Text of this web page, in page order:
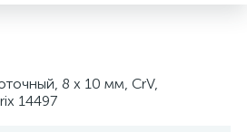
8 х 10 мм, CrV,
14497